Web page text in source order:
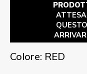
ATTESA
Colore: RED